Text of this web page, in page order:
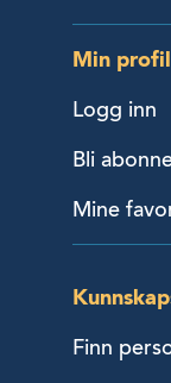
Min profil
Logg inn
Bli
Mine
Finn